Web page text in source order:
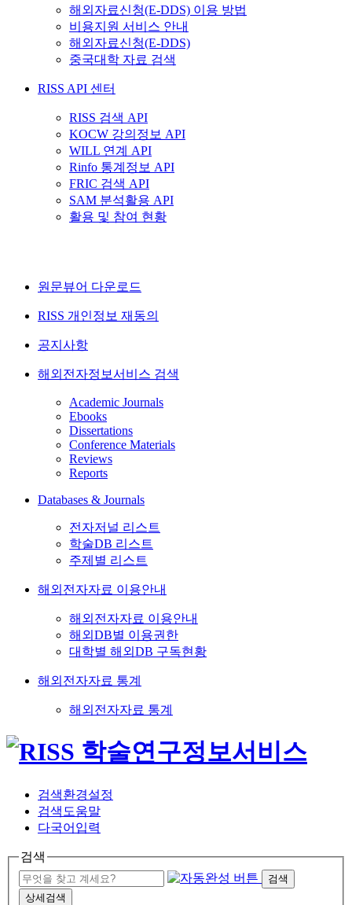
해외자료신청(E-DDS) 이용 방법
비용지원 서비스 안내
해외자료신청(E-DDS)
중국대학 자료 검색
RISS API 센터
RISS 검색 API
KOCW 강의정보 API
WILL 연계 API
Rinfo 통계정보 API
FRIC 검색 API
SAM 분석활용 API
활용 및 참여 현황
원문뷰어 다운로드
RISS 개인정보 재동의
공지사항
해외전자정보서비스 검색
Academic Journals
Ebooks
Dissertations
Conference Materials
Reviews
Reports
Databases & Journals
전자저널 리스트
학술DB 리스트
주제별 리스트
해외전자자료 이용안내
해외전자자료 이용안내
해외DB별 이용권한
대학별 해외DB 구독현황
해외전자자료 통계
해외전자자료 통계
검색환경설정
검색도움말
다국어입력
검색
검색
상세검색